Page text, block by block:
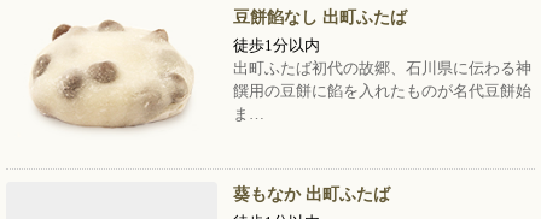
豆餅餡なし 出町ふたば
徒歩1分以内
出町ふたば初代の故郷、石川県に伝わる神
饌用の豆餅に餡を入れたものが名代豆餅始
ま…
葵もなか 出町ふたば